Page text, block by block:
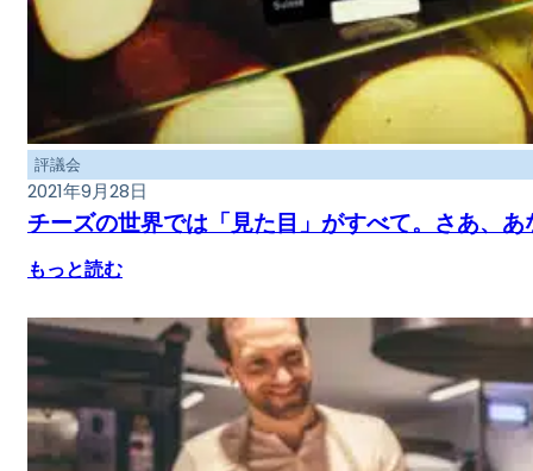
評議会
2021年9月28日
チーズの世界では「見た目」がすべて。さあ、
もっと読む